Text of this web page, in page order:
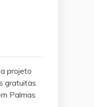
projeto
gratuitas
Palmas